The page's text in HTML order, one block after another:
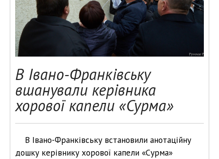
В Івано-Франківську
вшанували керівника
хорової капели «Сурма»
В Івано-Франківську встановили анотаційну
дошку керівнику хорової капели «Сурма»